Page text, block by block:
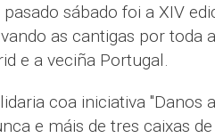
sábado foi a XIV
as cantigas por toda
e a veciña Portugal.
coa iniciativa "Danos a
e máis de tres caixas de